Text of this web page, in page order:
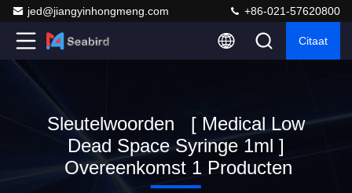
jed@jiangyinhongmeng.com +86-021-57620800
Citaat
Sleutelwoorden [ Medical Low
Dead Space Syringe 1ml ]
Overeenkomst 1 Producten